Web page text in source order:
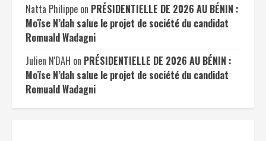
Natta Philippe on PRÉSIDENTIELLE DE 2026 AU BÉNIN :
Moïse N’dah salue le projet de société du candidat
Romuald Wadagni
Julien N'DAH on PRÉSIDENTIELLE DE 2026 AU BÉNIN :
Moïse N’dah salue le projet de société du candidat
Romuald Wadagni